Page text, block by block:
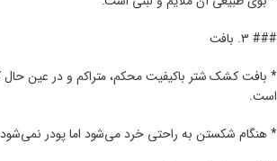
### ۳. بافت
* بافت کشک شتر باکیفیت محکم، متراکم و در عین
است.
* هنگام شکستن به راحتی خرد می‌شود اما پودر